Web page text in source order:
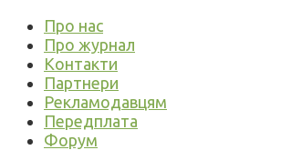
Про нас
Про журнал
Контакти
Партнери
Рекламодавцям
Передплата
Форум